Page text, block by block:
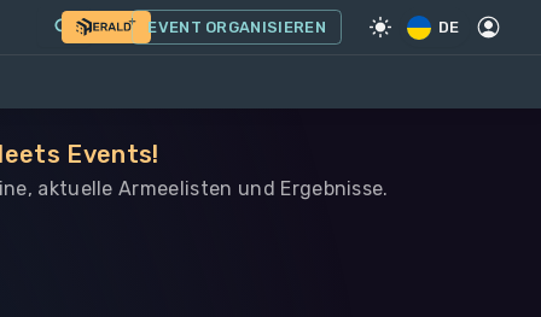
EVENT ORGANISIEREN DE
Events!
aktuelle Armeelisten und Ergebnisse.